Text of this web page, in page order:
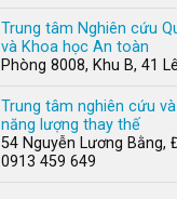
Trung tâm Nghiên cứu
và Khoa học An toàn
Phòng 8008, Khu B, 41
Trung tâm nghiên cứu
năng lượng thay thế
54 Nguyễn Lương Bằng,
0913 459 649